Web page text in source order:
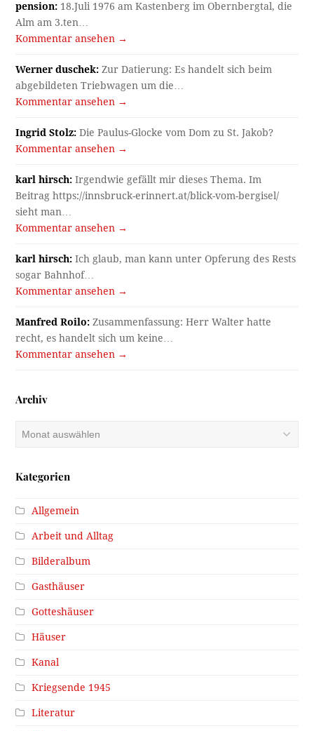
pension: 18.Juli 1976 am Kastenberg im Obernbergtal, die
Alm am 3.ten…
Kommentar ansehen →
Werner duschek: Zur Datierung: Es handelt sich beim
abgebildeten Triebwagen um die…
Kommentar ansehen →
Ingrid Stolz: Die Paulus-Glocke vom Dom zu St. Jakob?
Kommentar ansehen →
karl hirsch: Irgendwie gefällt mir dieses Thema. Im
Beitrag https://innsbruck-erinnert.at/blick-vom-bergisel/
sieht man…
Kommentar ansehen →
karl hirsch: Ich glaub, man kann unter Opferung des Rests
sogar Bahnhof…
Kommentar ansehen →
Manfred Roilo: Zusammenfassung: Herr Walter hatte
recht, es handelt sich um keine…
Kommentar ansehen →
Archiv
Kategorien
Allgemein
Arbeit und Alltag
Bilderalbum
Gasthäuser
Gotteshäuser
Häuser
Kanal
Kriegsende 1945
Literatur